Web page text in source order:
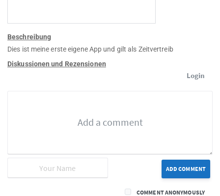
Beschreibung
Dies ist meine erste eigene App und gilt als Zeitvertreib
Diskussionen und Rezensionen
Login
ADD COMMENT
COMMENT ANONYMOUSLY